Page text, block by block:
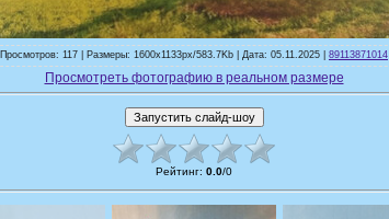
Просмотров: 117 | Размеры: 1600x1133px/583.7Kb | Дата: 05.11.2025 | 89113871014
Просмотреть фотографию в реальном размере
Рейтинг: 0.0/0